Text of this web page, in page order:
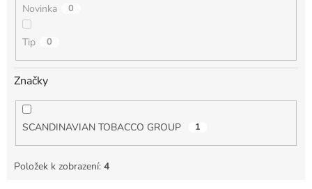
Novinka 0
Tip 0
Značky
SCANDINAVIAN TOBACCO GROUP 1
Položek k zobrazení: 4